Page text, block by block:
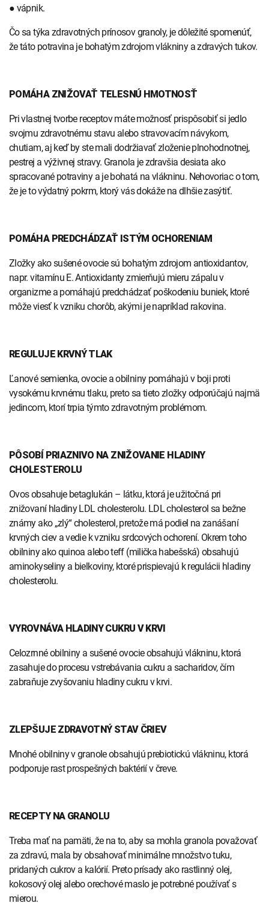
● vápnik.
Čo sa týka zdravotných prínosov granoly, je dôležité spomenúť,
že táto potravina je bohatým zdrojom vlákniny a zdravých tukov.
POMÁHA ZNIŽOVAŤ TELESNÚ HMOTNOSŤ
Pri vlastnej tvorbe receptov máte možnosť prispôsobiť si jedlo
svojmu zdravotnému stavu alebo stravovacím návykom,
chutiam, aj keď by ste mali dodržiavať zloženie plnohodnotnej,
pestrej a výživnej stravy. Granola je zdravšia desiata ako
spracované potraviny a je bohatá na vlákninu. Nehovoriac o tom,
že je to výdatný pokrm, ktorý vás dokáže na dlhšie zasýtiť.
POMÁHA PREDCHÁDZAŤ ISTÝM OCHORENIAM
Zložky ako sušené ovocie sú bohatým zdrojom antioxidantov,
napr. vitamínu E. Antioxidanty zmierňujú mieru zápalu v
organizme a pomáhajú predchádzať poškodeniu buniek, ktoré
môže viesť k vzniku chorôb, akými je napríklad rakovina.
REGULUJE KRVNÝ TLAK
Ľanové semienka, ovocie a obilniny pomáhajú v boji proti
vysokému krvnému tlaku, preto sa tieto zložky odporúčajú najmä
jedincom, ktorí trpia týmto zdravotným problémom.
PÔSOBÍ PRIAZNIVO NA ZNIŽOVANIE HLADINY
CHOLESTEROLU
Ovos obsahuje betaglukán – látku, ktorá je užitočná pri
znižovaní hladiny LDL cholesterolu. LDL cholesterol sa bežne
známy ako „zlý“ cholesterol, pretože má podiel na zanášaní
krvných ciev a vedie k vzniku srdcových ochorení. Okrem toho
obilniny ako quinoa alebo teff (milička habešská) obsahujú
aminokyseliny a bielkoviny, ktoré prispievajú k regulácii hladiny
cholesterolu.
VYROVNÁVA HLADINY CUKRU V KRVI
Celozrnné obilniny a sušené ovocie obsahujú vlákninu, ktorá
zasahuje do procesu vstrebávania cukru a sacharidov, čím
zabraňuje zvyšovaniu hladiny cukru v krvi.
ZLEPŠUJE ZDRAVOTNÝ STAV ČRIEV
Mnohé obilniny v granole obsahujú prebiotickú vlákninu, ktorá
podporuje rast prospešných baktérií v čreve.
RECEPTY NA GRANOLU
Treba mať na pamäti, že na to, aby sa mohla granola považovať
za zdravú, mala by obsahovať minimálne množstvo tuku,
pridaných cukrov a kalórií. Preto prísady ako rastlinný olej,
kokosový olej alebo orechové maslo je potrebné používať s
mierou.